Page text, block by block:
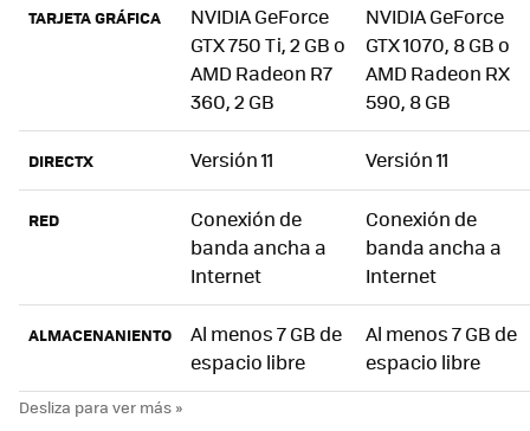
TARJETA GRÁFICA
NVIDIA GeForce
GTX 750 Ti, 2 GB o
AMD Radeon R7
360, 2 GB
NVIDIA GeForce
GTX 1070, 8 GB o
AMD Radeon RX
590, 8 GB
DIRECTX Versión 11 Versión 11
RED
Conexión de
banda ancha a
Internet
Conexión de
banda ancha a
Internet
ALMACENANIENTO
Al menos 7 GB de
espacio libre
Al menos 7 GB de
espacio libre